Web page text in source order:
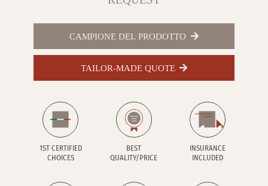
CAMPIONE DEL PRODOTTO
TAILOR-MADE QUOTE
1ST CERTIFIED
CHOICES
BEST
QUALITY/PRICE
INSURANCE
INCLUDED